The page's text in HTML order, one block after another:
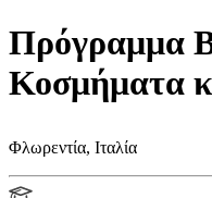
Πρόγραμμα
Κοσμήματα
Φλωρεντία, Ιταλία